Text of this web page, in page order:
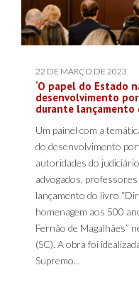
22 DE MARÇO DE 2023
‘O papel do Estado
desenvolvimento
durante lançamento
Um painel com a
do desenvolvimento
autoridades do
advogados,
lançamento do livro
homenagem aos 500
Fernão de Magalhães”
(SC). A obra foi
Supremo...